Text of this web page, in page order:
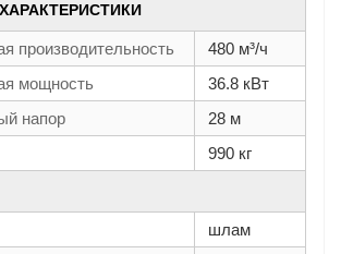
производительность
480 м³/ч
мощность
36.8 кВт
напор
28 м
990 кг
шлам